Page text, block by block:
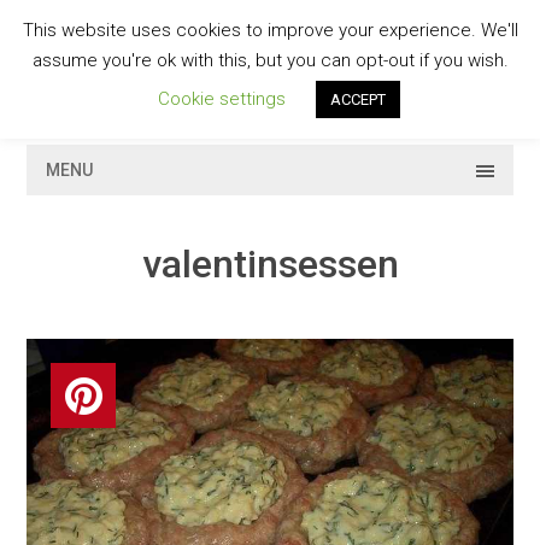
contentGESCHMACKVOLL
MENU
valentinsessen
This website uses cookies to improve your experience. We'll
assume you're ok with this, but you can opt-out if you wish.
Cookie settings
ACCEPT